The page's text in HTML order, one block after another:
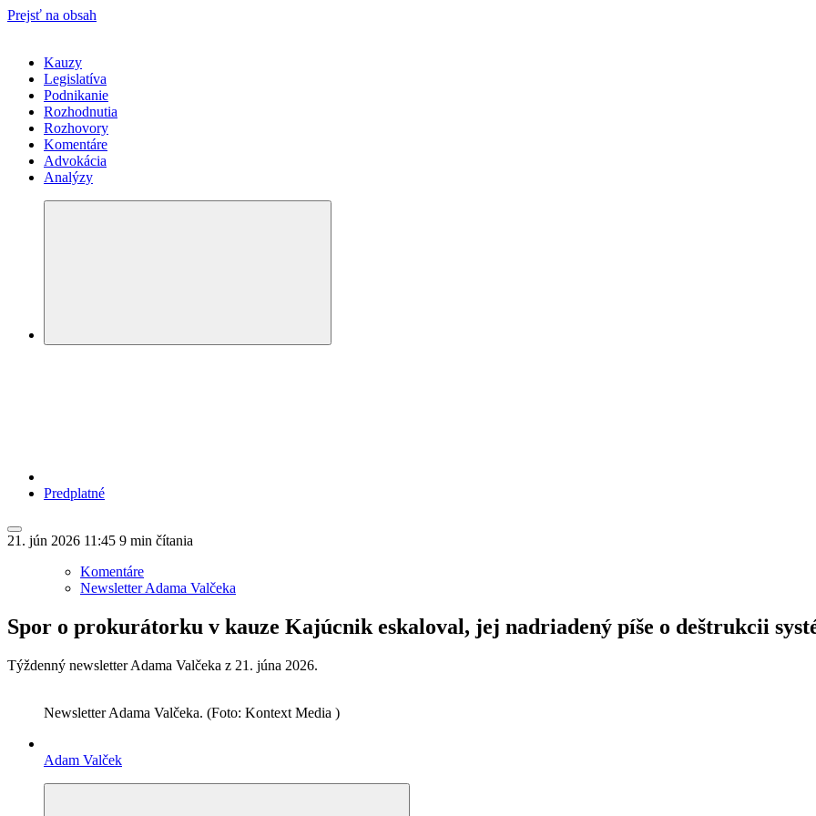
Prejsť na obsah
Kauzy
Legislatíva
Podnikanie
Rozhodnutia
Rozhovory
Komentáre
Advokácia
Analýzy
Predplatné
21. jún 2026 11:45 9 min čítania
Komentáre
Newsletter Adama Valčeka
Spor o prokurátorku v kauze Kajúcnik eskaloval, jej nadriadený píše o deštrukcii
Týždenný newsletter Adama Valčeka z 21. júna 2026.
Newsletter Adama Valčeka. (Foto: Kontext Media )
Adam Valček